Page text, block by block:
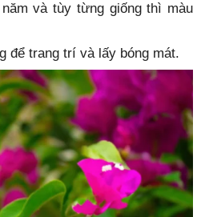
và tùy từng giống thì màu
để trang trí và lấy bóng mát.